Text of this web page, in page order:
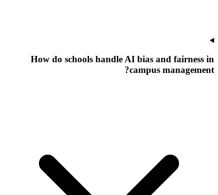
How do schools handle AI bias and fairness in
campus management?